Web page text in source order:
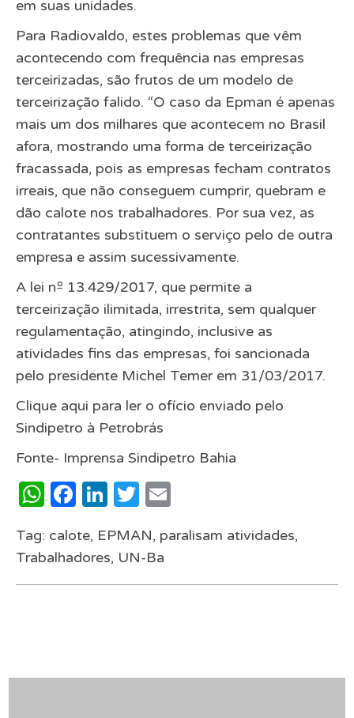
em suas unidades.
Para Radiovaldo, estes problemas que vêm
acontecendo com frequência nas empresas
terceirizadas, são frutos de um modelo de
terceirização falido. “O caso da Epman é apenas
mais um dos milhares que acontecem no Brasil
afora, mostrando uma forma de terceirização
fracassada, pois as empresas fecham contratos
irreais, que não conseguem cumprir, quebram e
dão calote nos trabalhadores. Por sua vez, as
contratantes substituem o serviço pelo de outra
empresa e assim sucessivamente.
A lei nº 13.429/2017, que permite a
terceirização ilimitada, irrestrita, sem qualquer
regulamentação, atingindo, inclusive as
atividades fins das empresas, foi sancionada
pelo presidente Michel Temer em 31/03/2017.
Clique aqui para ler o ofício enviado pelo
Sindipetro à Petrobrás
Fonte- Imprensa Sindipetro Bahia
WhatsApp
Facebook
LinkedIn
Twitter
Tag: calote, EPMAN, paralisam atividades,
Trabalhadores, UN-Ba